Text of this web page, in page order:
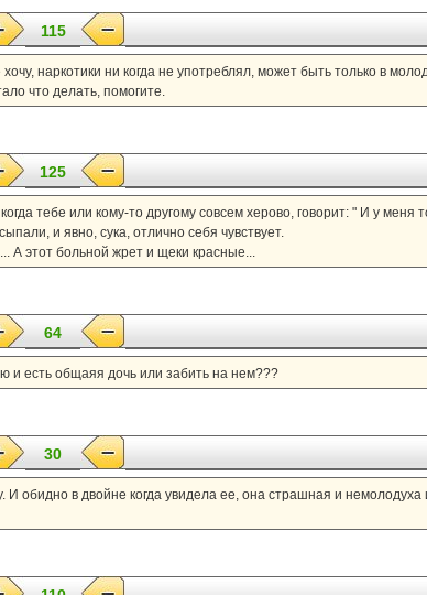
115
наркотики ни когда не употреблял, может быть только в
что делать, помогите.
125
тебе или кому-то другому совсем херово, говорит: " И у меня
и явно, сука, отлично себя чувствует.
А этот больной жрет и щеки красные...
64
и есть общаяя дочь или забить на нем???
30
обидно в двойне когда увидела ее, она страшная и